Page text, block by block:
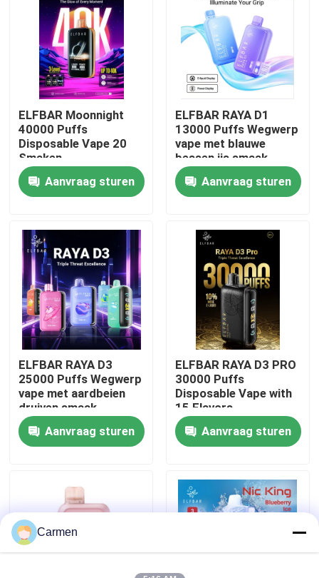
Thuis
Videos
Over ons
Fabrieksreis
Kwaliteitscontrole
Contacteer ons
Vozol damp
ELFBAR Moonnight
40000 Puffs
Disposable Vape 20
Smaken
Aanvraag sturen
ELFBAR RAYA D1
13000 Puffs Wegwerp
vape met blauwe
bessen ijs smaak
Aanvraag sturen
ELFBAR RAYA D3
25000 Puffs Wegwerp
vape met aardbeien
druiven smaak
Aanvraag sturen
ELFBAR RAYA D3 PRO
30000 Puffs
Disposable Vape with
15 Flavors
Aanvraag sturen
Carmen